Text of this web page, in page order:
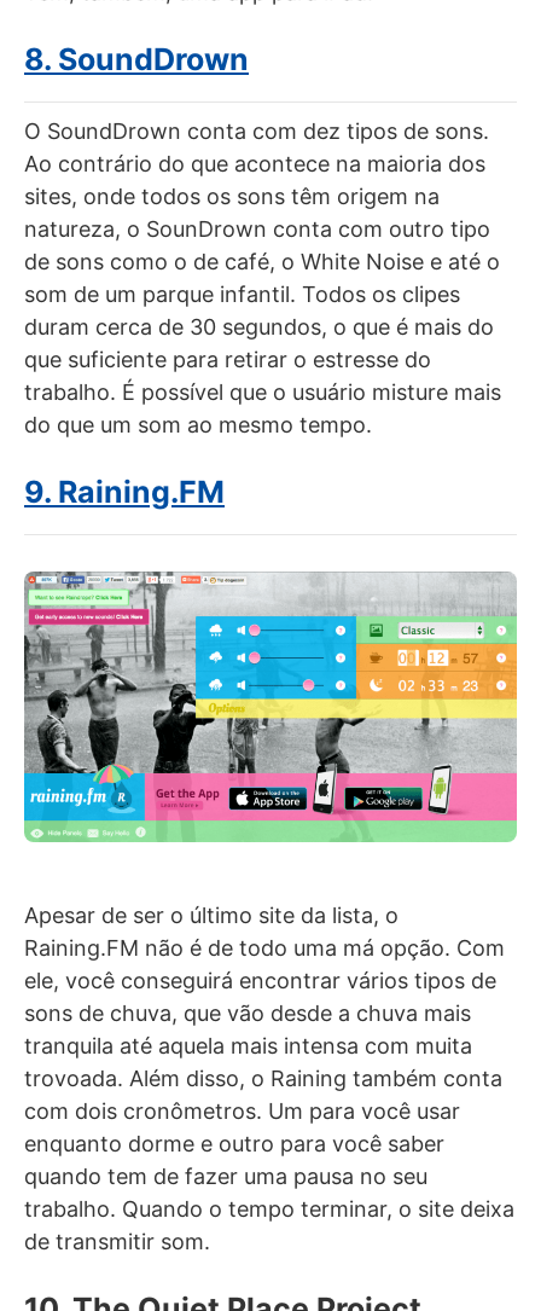
8. SoundDrown
O SoundDrown conta com dez tipos de sons.
Ao contrário do que acontece na maioria dos
sites, onde todos os sons têm origem na
natureza, o SounDrown conta com outro tipo
de sons como o de café, o White Noise e até o
som de um parque infantil. Todos os clipes
duram cerca de 30 segundos, o que é mais do
que suficiente para retirar o estresse do
trabalho. É possível que o usuário misture mais
do que um som ao mesmo tempo.
9. Raining.FM
Apesar de ser o último site da lista, o
Raining.FM não é de todo uma má opção. Com
ele, você conseguirá encontrar vários tipos de
sons de chuva, que vão desde a chuva mais
tranquila até aquela mais intensa com muita
trovoada. Além disso, o Raining também conta
com dois cronômetros. Um para você usar
enquanto dorme e outro para você saber
quando tem de fazer uma pausa no seu
trabalho. Quando o tempo terminar, o site deixa
de transmitir som.